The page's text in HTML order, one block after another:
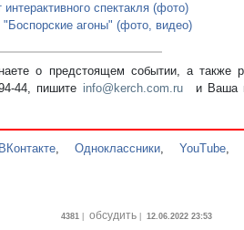
спектакля (фото)
агоны" (фото, видео)
о предстоящем событии, а также
44, пишите info@kerch.com.ru и Ваша
ВКонтакте Одноклассники ,YouTube
4381 обсудить| 12.06.2022 23:53